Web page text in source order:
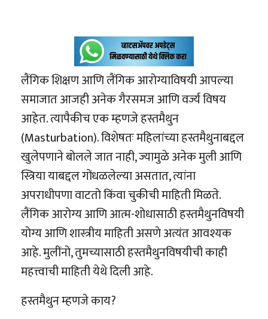
लैंगिक शिक्षण आणि लैंगिक आरोग्याविषयी आपल्या
समाजात आजही अनेक गैरसमज आणि वर्ज्य विषय
आहेत. त्यापैकीच एक म्हणजे हस्तमैथुन
(Masturbation). विशेषतः महिलांच्या हस्तमैथुनाबद्दल
खुलेपणाने बोलले जात नाही, ज्यामुळे अनेक मुली आणि
स्त्रिया याबद्दल गोंधळलेल्या असतात, त्यांना
अपराधीपणा वाटतो किंवा चुकीची माहिती मिळते.
लैंगिक आरोग्य आणि आत्म-शोधासाठी हस्तमैथुनविषयी
योग्य आणि शास्त्रीय माहिती असणे अत्यंत आवश्यक
आहे. मुलींनो, तुमच्यासाठी हस्तमैथुनविषयीची काही
महत्त्वाची माहिती येथे दिली आहे.
हस्तमैथुन म्हणजे काय?